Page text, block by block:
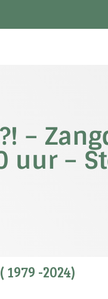
–
uur –
-2024)